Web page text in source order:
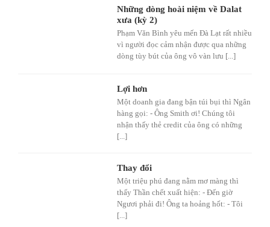
Những dòng hoài niệm về Dalat
xưa (kỳ 2)
Phạm Văn Bình yêu mến Đà Lạt rất nhiều
vì người đọc cảm nhận được qua những
dòng tùy bút của ông vô vàn lưu [...]
Lợi hơn
Một doanh gia đang bận túi bụi thì Ngân
hàng gọi: - Ông Smith ơi! Chúng tôi
nhận thấy thẻ credit của ông có những
[...]
Thay đổi
Một triệu phú đang nằm mơ màng thì
thấy Thần chết xuất hiện: - Đến giờ
Ngươi phải đi! Ông ta hoảng hốt: - Tôi
[...]